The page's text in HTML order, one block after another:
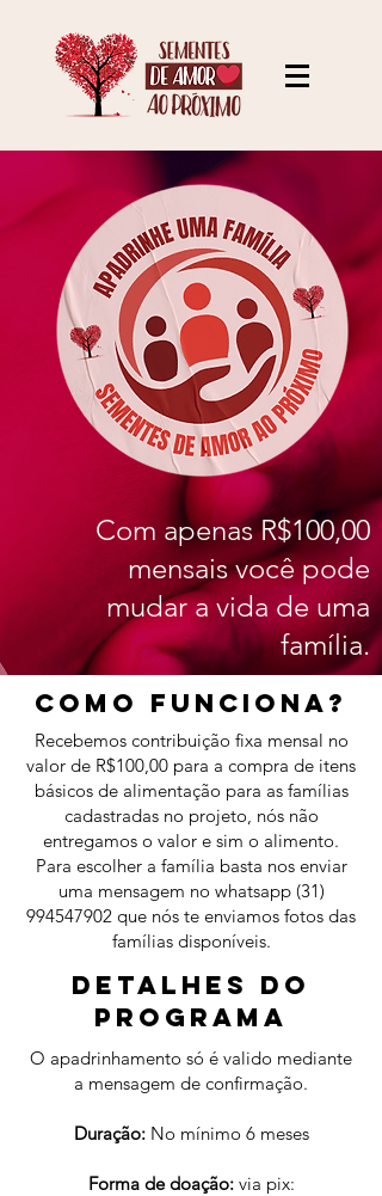
Com apenas R$100,00
mensais você pode
mudar a vida de uma
família.
COMO FUNCIONA?
Recebemos contribuição fixa mensal no
valor de R$100,00 para a compra de itens
básicos de alimentação para as famílias
cadastradas no projeto, nós não
entregamos o valor e sim o alimento.
Para escolher a família basta nos enviar
uma mensagem no whatsapp (31)
994547902 que nós te enviamos fotos das
famílias disponíveis.
DETALHES DO
PROGRAMA
O apadrinhamento só é valido mediante
a mensagem de confirmação.
Duração:No mínimo 6 meses
Forma de doação:via pix: